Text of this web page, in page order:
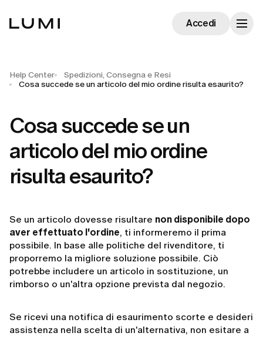
Accedi
Help Center
Spedizioni, Consegna e Resi
Cosa succede se un articolo del mio ordine risulta esaurito?
Cosa succede se un
articolo del mio ordine
risulta esaurito?
Se un articolo dovesse risultare non disponibile dopo
aver effettuato l'ordine, ti informeremo il prima
possibile. In base alle politiche del rivenditore, ti
proporremo la migliore soluzione possibile. Ciò
potrebbe includere un articolo in sostituzione, un
rimborso o un'altra opzione prevista dal negozio.
Se ricevi una notifica di esaurimento scorte e desideri
assistenza nella scelta di un'alternativa, non esitare a